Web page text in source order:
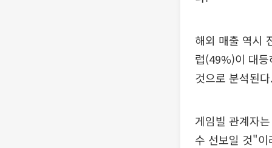
해외 매출 역시
럽(49%)이 대
것으로 분석된
게임빌 관계자
수 선보일 것"이